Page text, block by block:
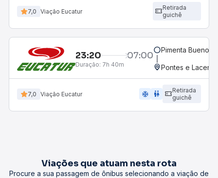
7,0 Viação Eucatur
Retirada
guichê
23:20 07:00
Duração: 7h 40m
Pimenta Bueno,
Pontes e
7,0 Viação Eucatur ac_unit wc
Retirada
guichê
Viações que atuam nesta rota
Procure a sua passagem de ônibus selecionando a viação de